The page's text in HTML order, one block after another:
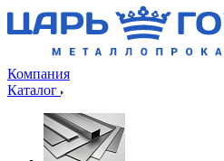
Компания
Каталог